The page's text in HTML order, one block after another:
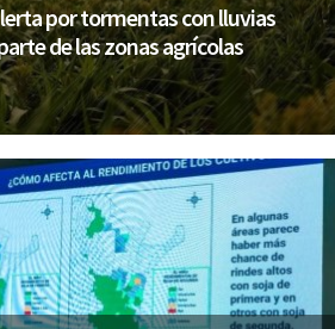
por tormentas con lluvias
de las zonas agrícolas